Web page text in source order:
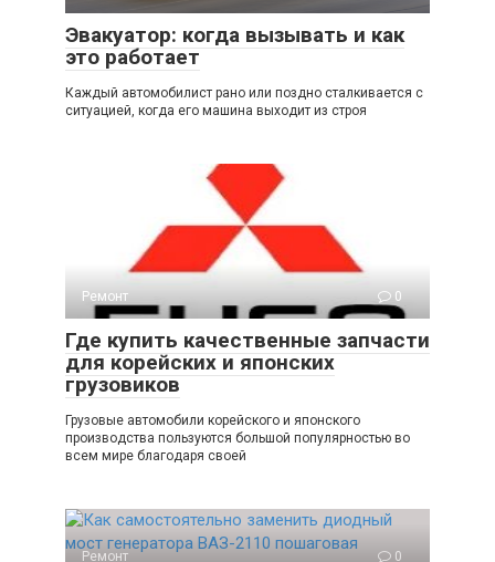
Эвакуатор: когда вызывать и как
это работает
Каждый автомобилист рано или поздно сталкивается с
ситуацией, когда его машина выходит из строя
Ремонт 0
Где купить качественные запчасти
для корейских и японских
грузовиков
Грузовые автомобили корейского и японского
производства пользуются большой популярностью во
всем мире благодаря своей
Ремонт 0